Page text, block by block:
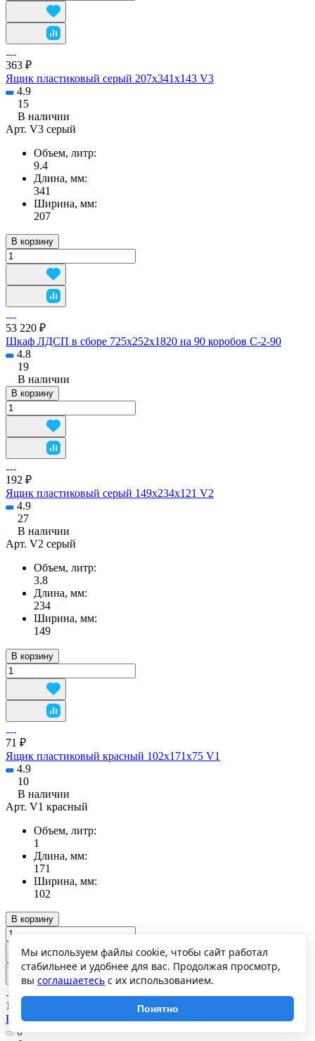
363 ₽
Ящик пластиковый серый 207х341х143 V3
4.9
15
В наличии
Арт. V3 серый
Объем, литр:
9.4
Длина, мм:
341
Ширина, мм:
207
В корзину
53 220 ₽
Шкаф ЛДСП в сборе 725x252x1820 на 90 коробов С-2-90
4.8
19
В наличии
В корзину
192 ₽
Ящик пластиковый серый 149х234х121 V2
4.9
27
В наличии
Арт. V2 серый
Объем, литр:
3.8
Длина, мм:
234
Ширина, мм:
149
В корзину
71 ₽
Ящик пластиковый красный 102х171х75 V1
4.9
10
В наличии
Арт. V1 красный
Объем, литр:
1
Длина, мм:
171
Ширина, мм:
102
В корзину
1 245 ₽
Короб пластиковый синий/прозрачный 340x260x150 510
0
Мы используем файлы cookie, чтобы сайт работал
стабильнее и удобнее для вас. Продолжая просмотр,
вы соглашаетесь с их использованием.
Понятно